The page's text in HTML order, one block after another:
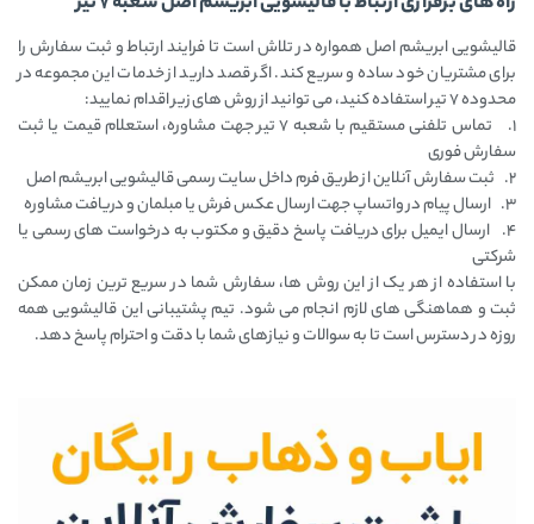
قالیشویی ابریشم اصل همواره در تلاش است تا فرایند ارتباط و ثبت سفارش را
برای مشتریان خود ساده و سریع کند. اگر قصد دارید از خدمات این مجموعه در
محدوده ۷ تیر استفاده کنید، می‌ توانید از روش ‌های زیر اقدام نمایید:
1. تماس تلفنی مستقیم با شعبه ۷ تیر جهت مشاوره، استعلام قیمت یا ثبت
سفارش فوری
2. ثبت سفارش آنلاین از طریق فرم داخل سایت رسمی قالیشویی ابریشم اصل
3. ارسال پیام در واتساپ جهت ارسال عکس فرش یا مبلمان و دریافت مشاوره
4. ارسال ایمیل برای دریافت پاسخ دقیق و مکتوب به درخواست ‌های رسمی یا
شرکتی
با استفاده از هر یک از این روش ‌ها، سفارش شما در سریع ‌ترین زمان ممکن
ثبت و هماهنگی ‌های لازم انجام می‌ شود. تیم پشتیبانی این قالیشویی همه
‌روزه در دسترس است تا به سوالات و نیازهای شما با دقت و احترام پاسخ دهد.